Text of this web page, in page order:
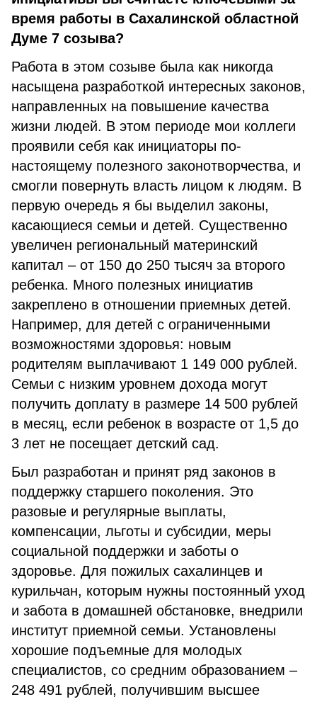
время работы в Сахалинской областной
Думе 7 созыва?
Работа в этом созыве была как никогда
насыщена разработкой интересных законов,
направленных на повышение качества
жизни людей. В этом периоде мои коллеги
проявили себя как инициаторы по-
настоящему полезного законотворчества, и
смогли повернуть власть лицом к людям. В
первую очередь я бы выделил законы,
касающиеся семьи и детей. Существенно
увеличен региональный материнский
капитал – от 150 до 250 тысяч за второго
ребенка. Много полезных инициатив
закреплено в отношении приемных детей.
Например, для детей с ограниченными
возможностями здоровья: новым
родителям выплачивают 1 149 000 рублей.
Семьи с низким уровнем дохода могут
получить доплату в размере 14 500 рублей
в месяц, если ребенок в возрасте от 1,5 до
3 лет не посещает детский сад.
Был разработан и принят ряд законов в
поддержку старшего поколения. Это
разовые и регулярные выплаты,
компенсации, льготы и субсидии, меры
социальной поддержки и заботы о
здоровье. Для пожилых сахалинцев и
курильчан, которым нужны постоянный уход
и забота в домашней обстановке, внедрили
институт приемной семьи. Установлены
хорошие подъемные для молодых
специалистов, со средним образованием –
248 491 рублей, получившим высшее